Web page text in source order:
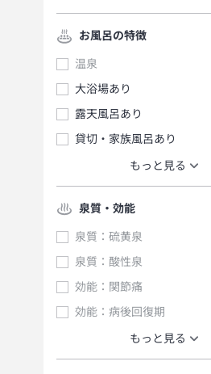
お風呂の特徴
温泉
大浴場あり
露天風呂あり
貸切・家族風呂あり
もっと見る
泉質・効能
泉質：硫黄泉
泉質：酸性泉
効能：関節痛
効能：病後回復期
もっと見る